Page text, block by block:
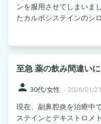
ンを服用させてしまいました。 鼻水咳があるので
たカルボシステインのシロ
至急 薬の飲み間違い
person 30代/女性 - 2026/01/21
現在、副鼻腔炎を治療中
ステインとデキストロメ